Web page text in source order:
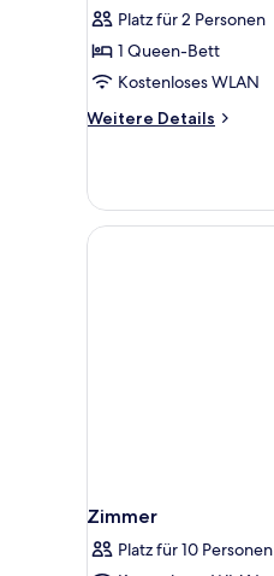
Platz für 2 Personen
1 Queen-Bett
Kostenloses WLAN
Weitere Details
Weitere
Studio
Zimmer
Platz für 10 Personen